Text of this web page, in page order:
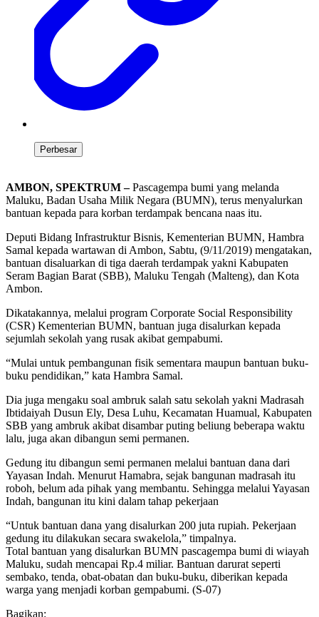
Perbesar
AMBON, SPEKTRUM –Pascagempa bumi yang melanda
Maluku, Badan Usaha Milik Negara (BUMN), terus menyalurkan
bantuan kepada para korban terdampak bencana naas itu.
Deputi Bidang Infrastruktur Bisnis, Kementerian BUMN, Hambra
Samal kepada wartawan di Ambon, Sabtu, (9/11/2019) mengatakan,
bantuan disaluarkan di tiga daerah terdampak yakni Kabupaten
Seram Bagian Barat (SBB), Maluku Tengah (Malteng), dan Kota
Ambon.
Dikatakannya, melalui program Corporate Social Responsibility
(CSR) Kementerian BUMN, bantuan juga disalurkan kepada
sejumlah sekolah yang rusak akibat gempabumi.
“Mulai untuk pembangunan fisik sementara maupun bantuan buku-
buku pendidikan,” kata Hambra Samal.
Dia juga mengaku soal ambruk salah satu sekolah yakni Madrasah
Ibtidaiyah Dusun Ely, Desa Luhu, Kecamatan Huamual, Kabupaten
SBB yang ambruk akibat disambar puting beliung beberapa waktu
lalu, juga akan dibangun semi permanen.
Gedung itu dibangun semi permanen melalui bantuan dana dari
Yayasan Indah. Menurut Hamabra, sejak bangunan madrasah itu
roboh, belum ada pihak yang membantu. Sehingga melalui Yayasan
Indah, bangunan itu kini dalam tahap pekerjaan
“Untuk bantuan dana yang disalurkan 200 juta rupiah. Pekerjaan
gedung itu dilakukan secara swakelola,” timpalnya.
Total bantuan yang disalurkan BUMN pascagempa bumi di wiayah
Maluku, sudah mencapai Rp.4 miliar. Bantuan darurat seperti
sembako, tenda, obat-obatan dan buku-buku, diberikan kepada
warga yang menjadi korban gempabumi. (S-07)
Bagikan: